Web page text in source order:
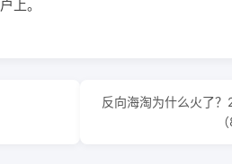
上。
反向海淘为什么火了